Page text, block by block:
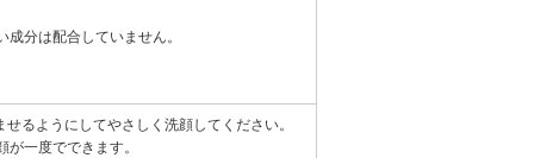
分は配合していません。
るようにしてやさしく洗顔してください。
一度でできます。